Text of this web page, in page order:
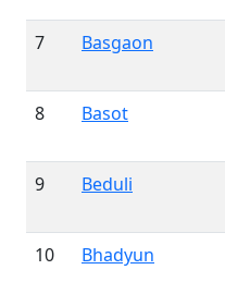
7 Basgaon
8 Basot
9 Beduli
10 Bhadyun